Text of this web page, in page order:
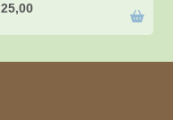
25,00